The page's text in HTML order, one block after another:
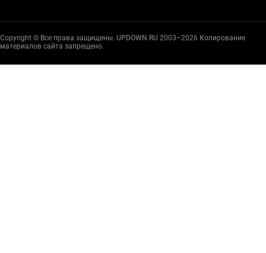
Copyright © Все права защищены. UPDOWN.RU 2003–2026 Копирование
материалов сайта запрещено.